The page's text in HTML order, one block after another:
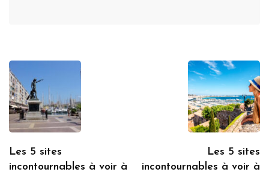
Les 5 sites
incontournables à voir à
Les 5 sites
incontournables à voir à